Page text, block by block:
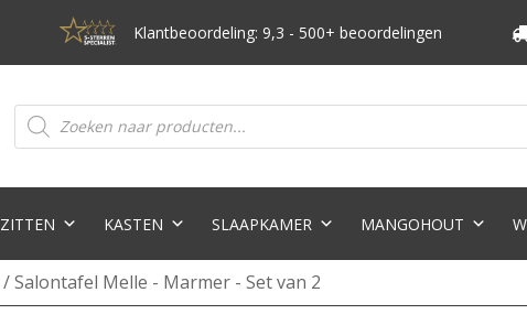
Klantbeoordeling: 9,3 - 500+ beoordelingen
Producten
zoeken
ZITTEN KASTEN SLAAPKAMER MANGOHOUT
/ Salontafel Melle - Marmer - Set van 2